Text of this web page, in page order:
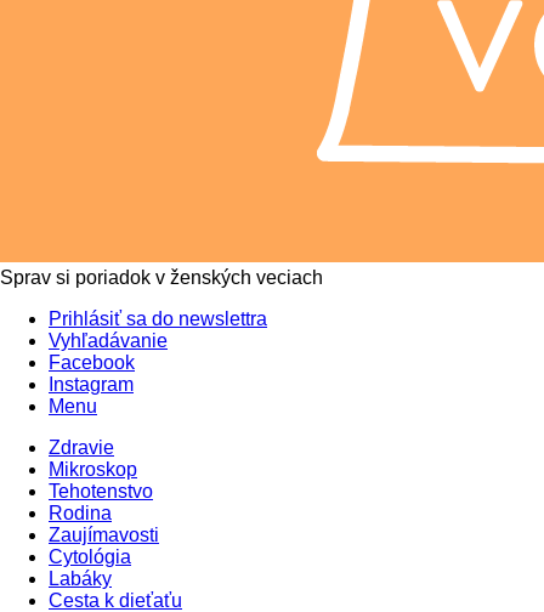
Sprav si poriadok v ženských veciach
Prihlásiť sa do newslettra
Vyhľadávanie
Facebook
Instagram
Menu
Zdravie
Mikroskop
Tehotenstvo
Rodina
Zaujímavosti
Cytológia
Labáky
Cesta k dieťaťu